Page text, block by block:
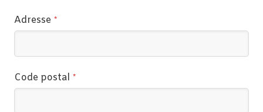
Adresse *
Code postal *